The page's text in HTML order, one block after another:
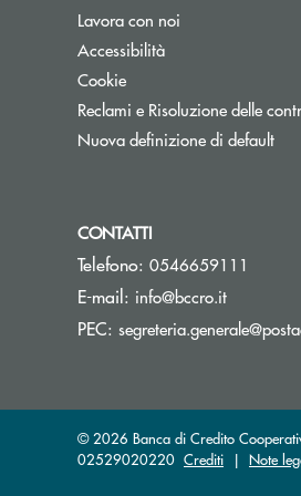
Lavora con noi
Accessibilità
Cookie
Reclami e Risoluzione delle
Nuova definizione di default
CONTATTI
Telefono: 0546659111
E-mail: info@bccro.it(si apre
PEC:
© 2026 Banca di Credito
02529020220 Crediti | Note